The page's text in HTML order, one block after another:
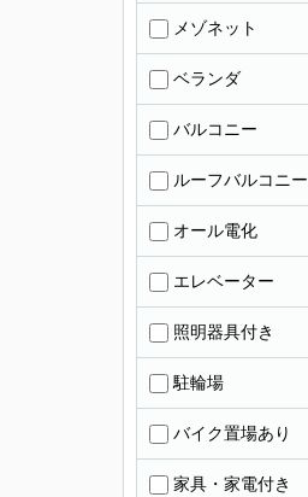
メゾネット
ベランダ
バルコニー
ルーフバルコニー
オール電化
エレベーター
照明器具付き
駐輪場
バイク置場あり
家具・家電付き